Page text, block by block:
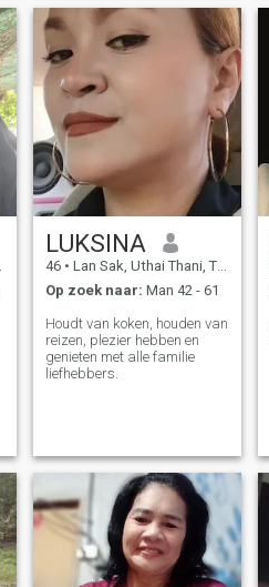
LUKSINA
46 • Lan Sak, Uthai Thani, Thailand
Op zoek naar: Man 42 - 61
Houdt van koken, houden van
reizen, plezier hebben en
genieten met alle familie
liefhebbers.